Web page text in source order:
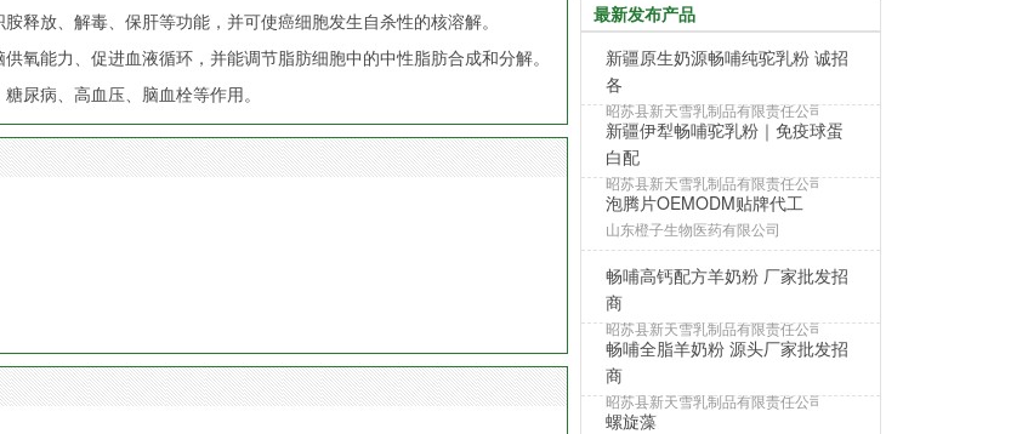
释放、解毒、保肝等功能，并可使癌细胞发生自杀性的核溶解。
氧能力、促进血液循环，并能调节脂肪细胞中的中性脂肪合成和分解。
尿病、高血压、脑血栓等作用。
最新发布产品
新疆原生奶源畅哺纯驼乳粉 诚招
各
昭苏县新天雪乳制品有限责任公司
新疆伊犁畅哺驼乳粉｜免疫球蛋
白配
昭苏县新天雪乳制品有限责任公司
泡腾片OEMODM贴牌代工
山东橙子生物医药有限公司
畅哺高钙配方羊奶粉 厂家批发招
商
昭苏县新天雪乳制品有限责任公司
畅哺全脂羊奶粉 源头厂家批发招
商
昭苏县新天雪乳制品有限责任公司
螺旋藻